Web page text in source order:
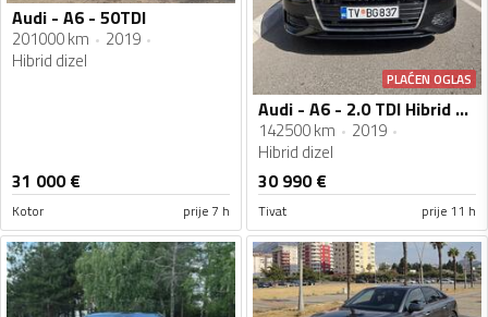
Audi - A6 - 50TDI
201000 km
2019
Hibrid dizel
31 000€
Kotor prije 7 h
PLAĆEN OGLAS
Audi - A6 - 2.0 TDI Hibrid Dizel
142500 km
2019
Hibrid dizel
30 990€
Tivat prije 11 h